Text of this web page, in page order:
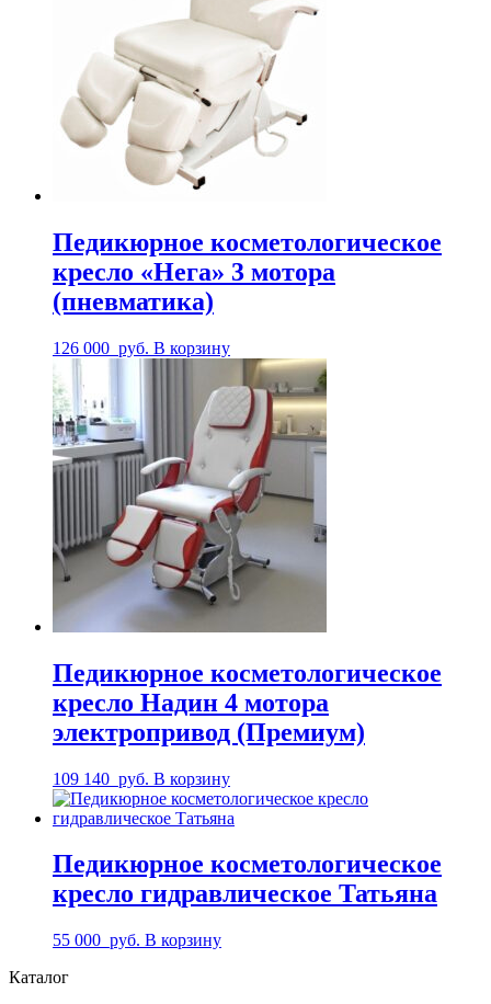
Педикюрное косметологическое
кресло «Нега» 3 мотора
(пневматика)
126 000 руб. В корзину
Педикюрное косметологическое
кресло Надин 4 мотора
электропривод (Премиум)
109 140 руб. В корзину
Педикюрное косметологическое
кресло гидравлическое Татьяна
55 000 руб. В корзину
Каталог